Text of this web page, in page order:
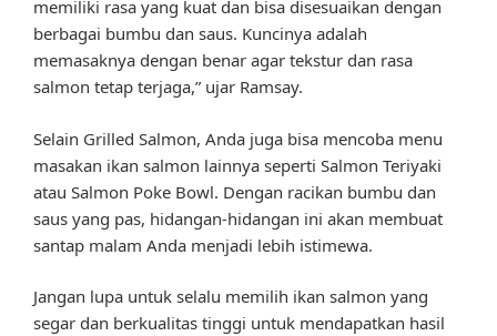
memiliki rasa yang kuat dan bisa disesuaikan dengan
berbagai bumbu dan saus. Kuncinya adalah
memasaknya dengan benar agar tekstur dan rasa
salmon tetap terjaga,” ujar Ramsay.
Selain Grilled Salmon, Anda juga bisa mencoba menu
masakan ikan salmon lainnya seperti Salmon Teriyaki
atau Salmon Poke Bowl. Dengan racikan bumbu dan
saus yang pas, hidangan-hidangan ini akan membuat
santap malam Anda menjadi lebih istimewa.
Jangan lupa untuk selalu memilih ikan salmon yang
segar dan berkualitas tinggi untuk mendapatkan hasil